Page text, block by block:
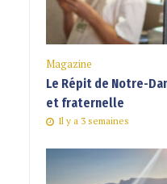
Magazine
Le Répit de Notre-
et fraternelle
Il y a 3 semaines